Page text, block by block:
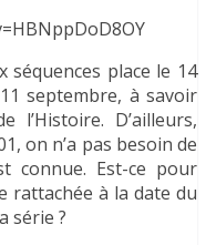
séquences place le 14
septembre, à savoir
l’Histoire. D’ailleurs,
on n’a pas besoin de
connue. Est-ce pour
rattachée à la date du
série ?